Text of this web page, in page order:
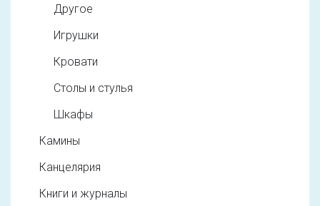
Другое
Игрушки
Кровати
Столы и стулья
Шкафы
Камины
Канцелярия
Книги и журналы